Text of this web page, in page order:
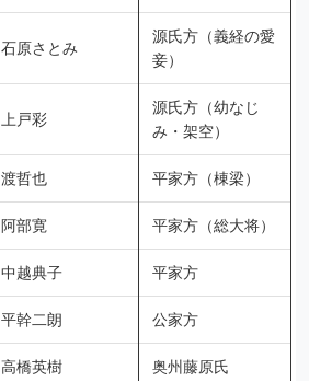
石原さとみ
源氏方（義経の愛
妾）
上戸彩
源氏方（幼なじ
み・架空）
渡哲也 平家方（棟梁）
阿部寛 平家方（総大将）
中越典子 平家方
平幹二朗 公家方
高橋英樹 奥州藤原氏